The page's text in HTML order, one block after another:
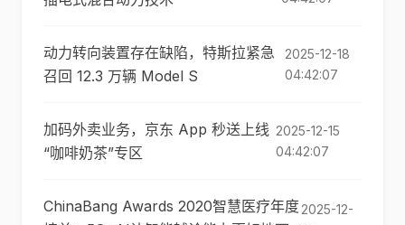
动力转向装置存在缺陷，特斯拉紧急
召回 12.3 万辆 Model S
2025-12-18
04:42:07
加码外卖业务，京东 App 秒送上线
“咖啡奶茶”专区
2025-12-15
04:42:07
ChinaBang Awards 2020智慧医疗年度2025-12-